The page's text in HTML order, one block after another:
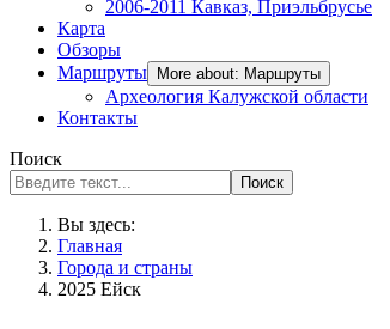
2006-2011 Кавказ, Приэльбрусье
Карта
Обзоры
Маршруты
More about: Маршруты
Археология Калужской области
Контакты
Поиск
Поиск
Вы здесь:
Главная
Города и страны
2025 Ейск